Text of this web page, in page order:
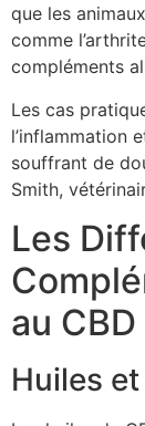
que les
comme
compléments
Les cas
l’inflammation
souffrant de
Smith,
Les
au
Huiles